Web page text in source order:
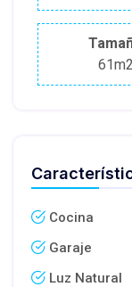
61m2
Cocina
Garaje
Luz Natural